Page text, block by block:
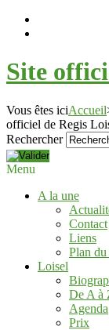
Site
Vous êtes iciAccueil
officiel de Regis
Rechercher
Menu
A la une
Contact
Liens
Plan du
Loisel
De A à
Agenda
Prix